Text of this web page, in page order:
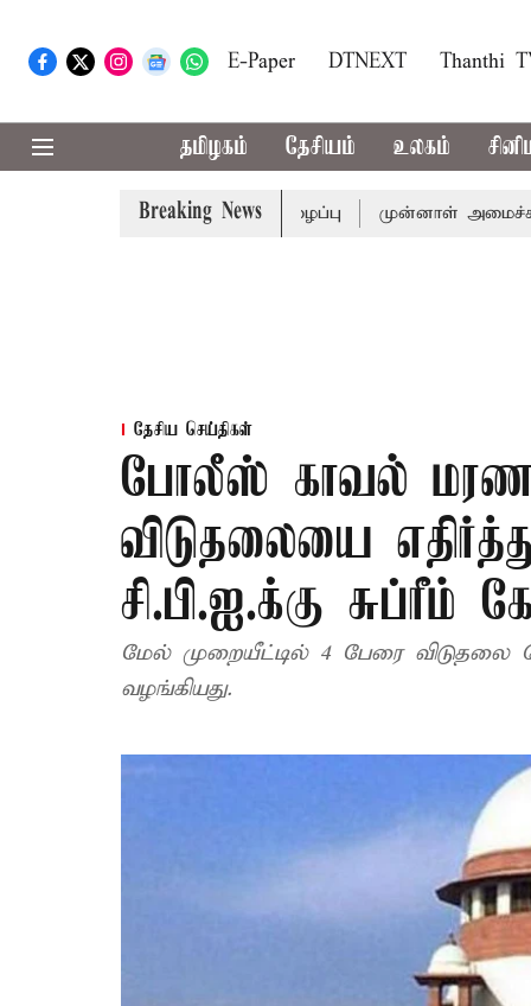
E-Paper DTNEXT Thanthi
தமிழகம் தேசியம் உலகம்
Breaking News
முதல்-அமைச்சர் விஜய் அழைப்பு முன்னாள் அமைச்சர்
தேசிய செய்திகள்
போலீஸ் காவல்
விடுதலையை
சி.பி.ஐ.க்கு
மேல் முறையீட்டில் 4 பேரை விடுதலை செய்து கடந்த ஆகஸ்டு மாதம் ஐகோர்ட்டு தீர்ப்பு
வழங்கியது.